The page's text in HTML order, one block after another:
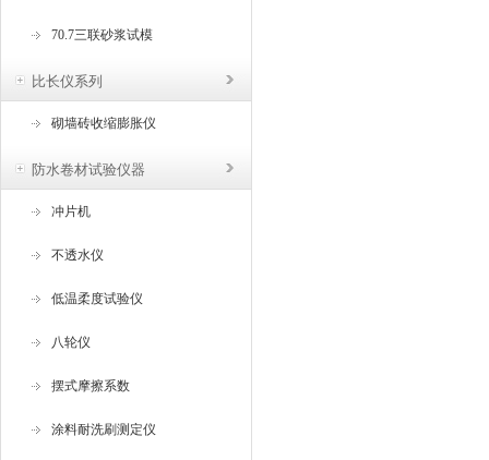
70.7三联砂浆试模
比长仪系列
砌墙砖收缩膨胀仪
防水卷材试验仪器
冲片机
不透水仪
低温柔度试验仪
八轮仪
摆式摩擦系数
涂料耐洗刷测定仪